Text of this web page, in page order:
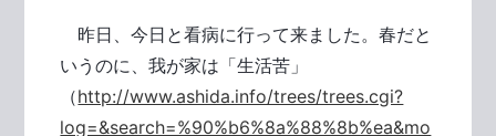
昨日、今日と看病に行って来ました。春だと
いうのに、我が家は「生活苦」
（http://www.ashida.info/trees/trees.cgi?
log=&search=%90%b6%8a%88%8b%ea&mo